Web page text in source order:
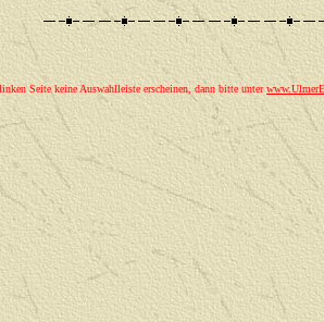
Seite keine Auswahlleiste erscheinen, dann bitte unter